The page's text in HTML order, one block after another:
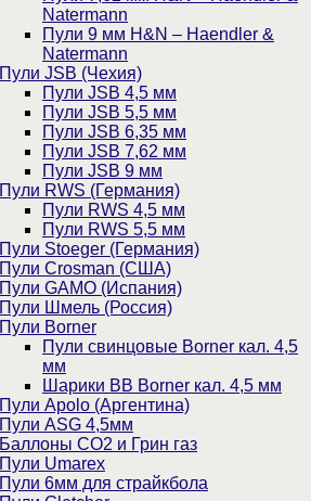
Natermann
Пули 9 мм H&N – Haendler &
Natermann
Пули JSB (Чехия)
Пули JSB 4,5 мм
Пули JSB 5,5 мм
Пули JSB 6,35 мм
Пули JSB 7,62 мм
Пули JSB 9 мм
Пули RWS (Германия)
Пули RWS 4,5 мм
Пули RWS 5,5 мм
Пули Stoeger (Германия)
Пули Crosman (США)
Пули GAMO (Испания)
Пули Шмель (Россия)
Пули Borner
Пули свинцовые Borner кал. 4,5
мм
Шарики BB Borner кал. 4,5 мм
Пули Apolo (Аргентина)
Пули ASG 4,5мм
Баллоны CO2 и Грин газ
Пули Umarex
Пули 6мм для страйкбола